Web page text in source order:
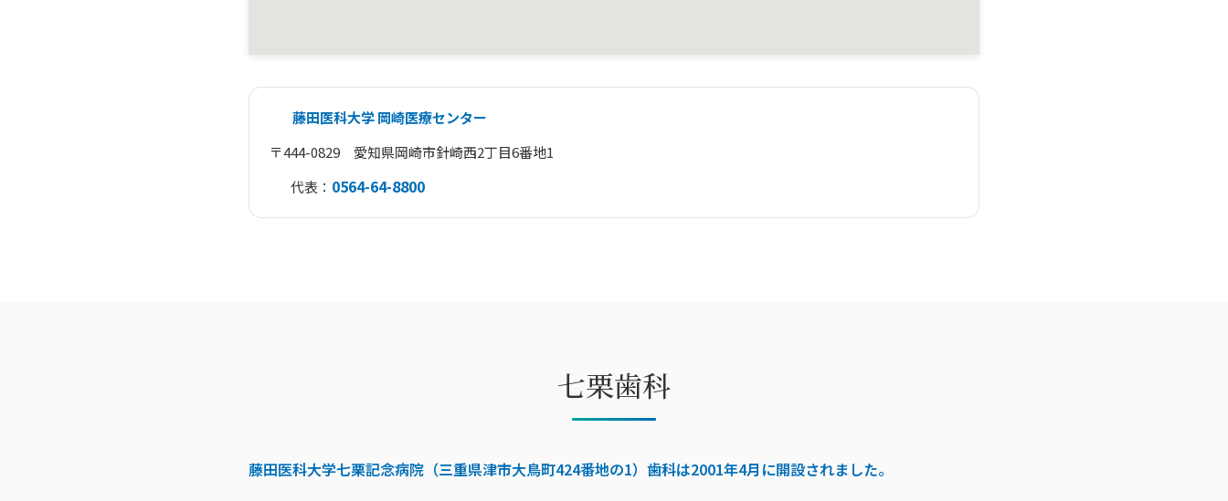
藤田医科大学 岡崎医療センター
〒444-0829 愛知県岡崎市針崎西2丁目6番地1
代表： 0564-64-8800
七栗歯科
藤田医科大学七栗記念病院（三重県津市大鳥町424番地の1）歯科は2001年4月に開設されました。